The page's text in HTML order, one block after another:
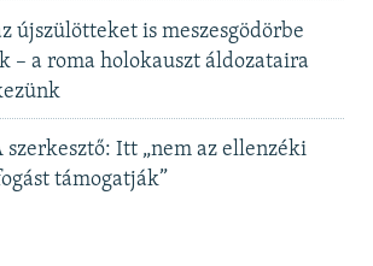
újszülötteket is meszesgödörbe
– a roma holokauszt áldozataira
szerkesztő: Itt „nem az ellenzéki
támogatják”